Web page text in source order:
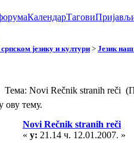
КалендарТагови
језику и култури > Језик
Тема: Novi Rečnik stranih reči
ову тему.
Novi Rečnik stranih reči
« у: 21.14 ч. 12.01.2007. »